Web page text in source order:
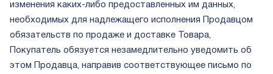
изменения каких-либо предоставленных им данных,
необходимых для надлежащего исполнения Продавцом
обязательств по продаже и доставке Товара,
Покупатель обязуется незамедлительно уведомить об
этом Продавца, направив соответствующее письмо по